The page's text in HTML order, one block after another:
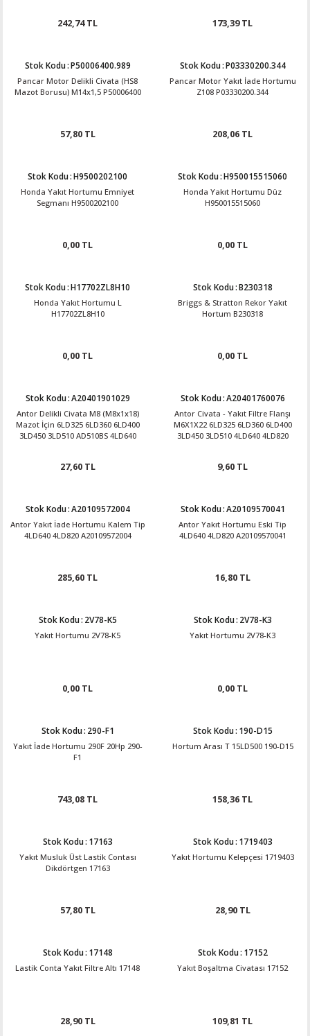
242,74 TL 173,39 TL
Stok Kodu:P50006400.989
Pancar Motor Delikli Civata (HS8
Mazot Borusu) M14x1,5 P50006400
57,80 TL
Stok Kodu:P03330200.344
Pancar Motor Yakıt İade Hortumu
Z108 P03330200.344
208,06 TL
Stok Kodu:H9500202100
Honda Yakıt Hortumu Emniyet
Segmanı H9500202100
0,00 TL
Stok Kodu:H950015515060
Honda Yakıt Hortumu Düz
H950015515060
0,00 TL
Stok Kodu:H17702ZL8H10
Honda Yakıt Hortumu L
H17702ZL8H10
0,00 TL
Stok Kodu:B230318
Briggs & Stratton Rekor Yakıt
Hortum B230318
0,00 TL
Stok Kodu:A20401901029
Antor Delikli Civata M8 (M8x1x18)
Mazot İçin 6LD325 6LD360 6LD400
3LD450 3LD510 AD510BS 4LD640
27,60 TL
Stok Kodu:A20401760076
Antor Civata - Yakıt Filtre Flanşı
M6X1X22 6LD325 6LD360 6LD400
3LD450 3LD510 4LD640 4LD820
9,60 TL
Stok Kodu:A20109572004
Antor Yakıt İade Hortumu Kalem Tip
4LD640 4LD820 A20109572004
285,60 TL
Stok Kodu:A20109570041
Antor Yakıt Hortumu Eski Tip
4LD640 4LD820 A20109570041
16,80 TL
Stok Kodu: 2V78-K5
Yakıt Hortumu 2V78-K5
0,00 TL
Stok Kodu: 2V78-K3
Yakıt Hortumu 2V78-K3
0,00 TL
Stok Kodu: 290-F1
Yakıt İade Hortumu 290F 20Hp 290-
F1
743,08 TL
Stok Kodu: 190-D15
Hortum Arası T 15LD500 190-D15
158,36 TL
Stok Kodu: 17163
Yakıt Musluk Üst Lastik Contası
Dikdörtgen 17163
57,80 TL
Stok Kodu: 1719403
Yakıt Hortumu Kelepçesi 1719403
28,90 TL
Stok Kodu: 17148
Lastik Conta Yakıt Filtre Altı 17148
28,90 TL
Stok Kodu: 17152
Yakıt Boşaltma Civatası 17152
109,81 TL